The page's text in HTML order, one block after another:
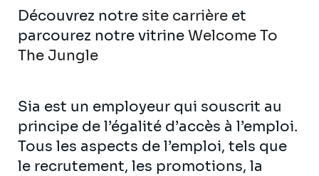
Découvrez notre site carrière et
parcourez notre vitrine Welcome To
The Jungle
Sia est un employeur qui souscrit au
principe de l’égalité d’accès à l’emploi.
Tous les aspects de l’emploi, tels que
le recrutement, les promotions, la